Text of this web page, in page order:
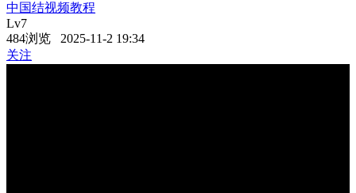
中国结视频教程
Lv7
484浏览 2025-11-2 19:34
关注